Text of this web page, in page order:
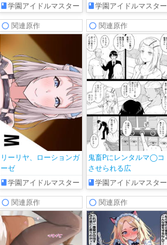
学園アイドルマスター
学園アイドルマスター
関連原作
リーリヤ、ローションガ
ーゼ
学園アイドルマスター
関連原作
鬼畜Pにレンタルマ◯コ
させられる広
学園アイドルマスター
関連原作 関連原作